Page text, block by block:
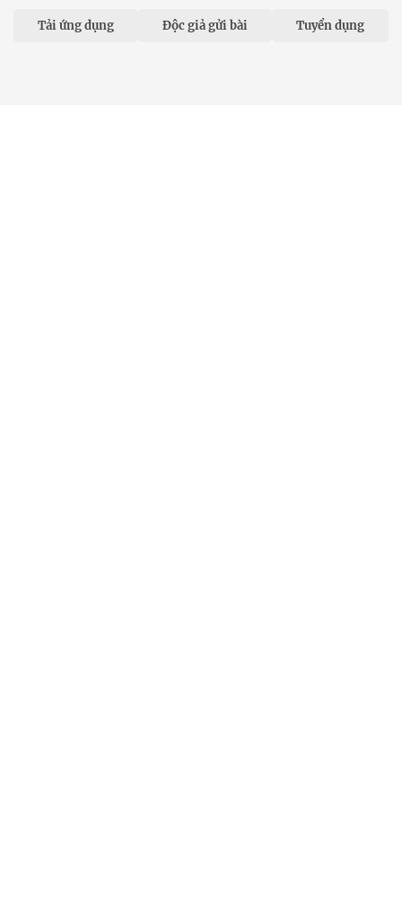
Tải ứng dụng Độc giả gửi bài Tuyển dụng